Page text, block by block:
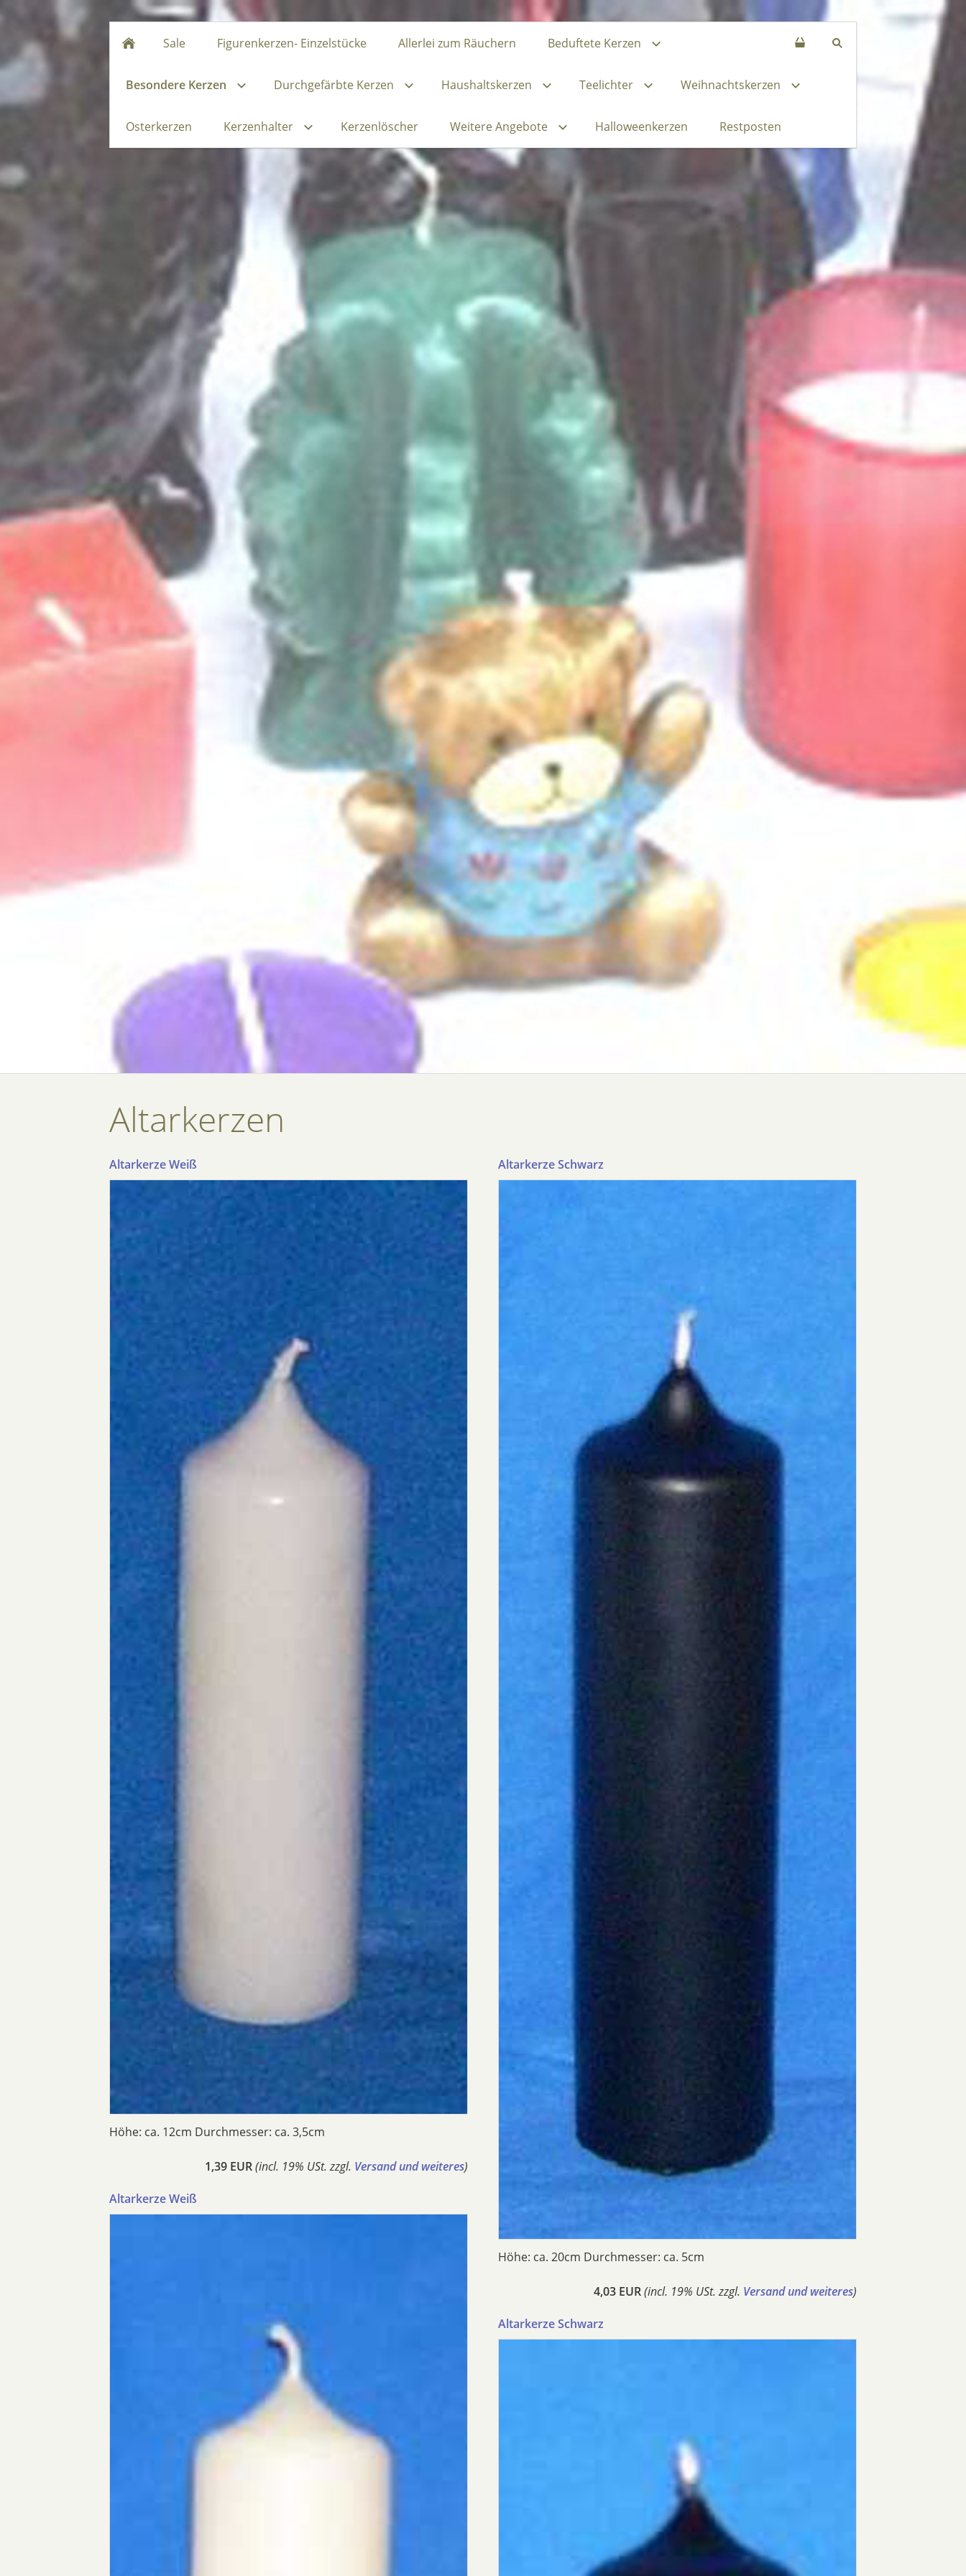
Sale Figurenkerzen- Einzelstücke Allerlei zum Räuchern Beduftete Kerzen
Besondere Kerzen Durchgefärbte Kerzen Haushaltskerzen Teelichter Weihnachtskerzen
Osterkerzen Kerzenhalter Kerzenlöscher Weitere Angebote Halloweenkerzen Restposten
Altarkerzen
Altarkerze Weiß
Höhe: ca. 12cm Durchmesser: ca. 3,5cm
1,39 EUR(incl. 19% USt. zzgl. Versand und weiteres)
Altarkerze Weiß
Altarkerze Schwarz
Höhe: ca. 20cm Durchmesser: ca. 5cm
4,03 EUR(incl. 19% USt. zzgl. Versand und weiteres)
Altarkerze Schwarz